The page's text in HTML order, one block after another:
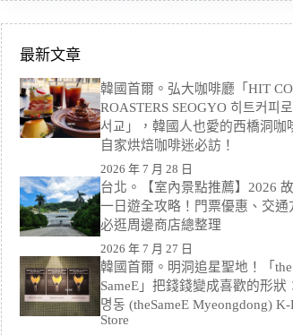
最新文章
韓國首爾。弘大咖啡廳「HIT
ROASTERS SEOGYO 히트커피
서교」，韓國人也愛的西橋洞咖
自家烘焙咖啡迷必訪！
2026 年 7 月 28 日
台北。【室內景點推薦】2026
一日遊全攻略！門票優惠、交通
必逛周邊商店總整理
2026 年 7 月 27 日
韓國首爾。明洞追星聖地！「the
SameE」把錢錢變成喜歡的形狀
명동 (theSameE Myeongdong) K-
Store